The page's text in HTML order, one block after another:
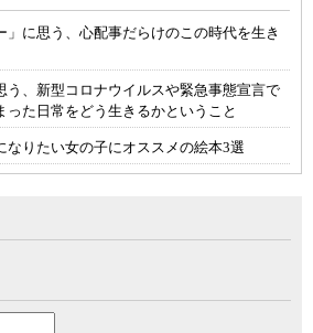
」に思う、心配事だらけのこの時代を生き
う、新型コロナウイルスや緊急事態宣言で
った日常をどう生きるかということ
なりたい女の子にオススメの絵本3選